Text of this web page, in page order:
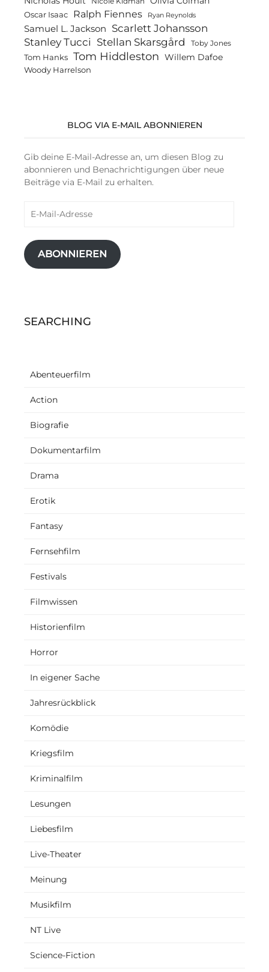
Oscar Isaac Ralph Fiennes Ryan Reynolds
Samuel L. Jackson Scarlett Johansson
Stanley Tucci Stellan Skarsgård Toby Jones
Tom Hanks Tom Hiddleston Willem Dafoe
Woody Harrelson
BLOG VIA E-MAIL ABONNIEREN
Gib deine E-Mail-Adresse an, um diesen Blog zu
abonnieren und Benachrichtigungen über neue
Beiträge via E-Mail zu erhalten.
Mail-
ABONNIEREN
SEARCHING
Abenteuerfilm
Action
Biografie
Dokumentarfilm
Drama
Erotik
Fantasy
Fernsehfilm
Festivals
Filmwissen
Historienfilm
Horror
In eigener Sache
Jahresrückblick
Komödie
Kriegsfilm
Kriminalfilm
Lesungen
Liebesfilm
Live-Theater
Meinung
Musikfilm
NT Live
Science-Fiction